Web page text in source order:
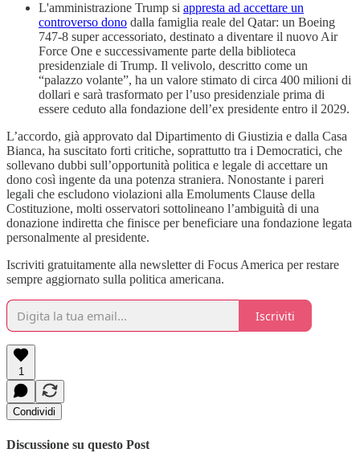
L'amministrazione Trump si appresta ad accettare un
controverso dono dalla famiglia reale del Qatar: un Boeing
747-8 super accessoriato, destinato a diventare il nuovo Air
Force One e successivamente parte della biblioteca
presidenziale di Trump. Il velivolo, descritto come un
“palazzo volante”, ha un valore stimato di circa 400 milioni di
dollari e sarà trasformato per l’uso presidenziale prima di
essere ceduto alla fondazione dell’ex presidente entro il 2029.
L’accordo, già approvato dal Dipartimento di Giustizia e dalla Casa
Bianca, ha suscitato forti critiche, soprattutto tra i Democratici, che
sollevano dubbi sull’opportunità politica e legale di accettare un
dono così ingente da una potenza straniera. Nonostante i pareri
legali che escludono violazioni alla Emoluments Clause della
Costituzione, molti osservatori sottolineano l’ambiguità di una
donazione indiretta che finisce per beneficiare una fondazione legata
personalmente al presidente.
Iscriviti gratuitamente alla newsletter di Focus America per restare
sempre aggiornato sulla politica americana.
Iscriviti
1
Condividi
Discussione su questo Post